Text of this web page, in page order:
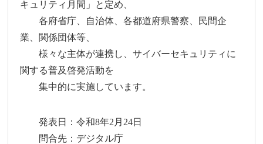
キュリティ月間」と定め、
各府省庁、自治体、各都道府県警察、民間企
業、関係団体等、
様々な主体が連携し、サイバーセキュリティに
関する普及啓発活動を
集中的に実施しています。
発表日：令和8年2月24日
問合先：デジタル庁